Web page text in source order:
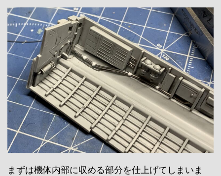
まずは機体内部に収める部分を仕上げてしまいま